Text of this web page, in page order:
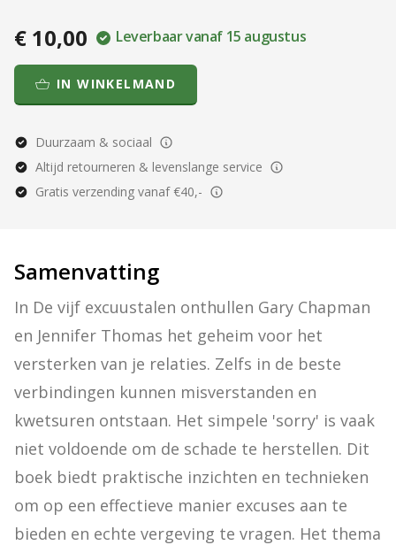
€ 10,00 Leverbaar vanaf 15 augustus
IN WINKELMAND
Duurzaam & sociaal
Altijd retourneren & levenslange service
Gratis verzending vanaf €40,-
Samenvatting
In De vijf excuustalen onthullen Gary Chapman
en Jennifer Thomas het geheim voor het
versterken van je relaties. Zelfs in de beste
verbindingen kunnen misverstanden en
kwetsuren ontstaan. Het simpele 'sorry' is vaak
niet voldoende om de schade te herstellen. Dit
boek biedt praktische inzichten en technieken
om op een effectieve manier excuses aan te
bieden en echte vergeving te vragen. Het thema